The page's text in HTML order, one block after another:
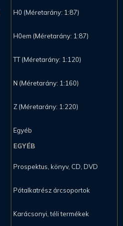
H0 (Méretarány: 1:87)
H0em (Méretarány: 1:87)
TT (Méretarány: 1:120)
N (Méretarány: 1:160)
Z (Méretarány: 1:220)
Egyéb
EGYÉB
Prospektus, könyv, CD, DVD
Pótalkatrész árcsoportok
Karácsonyi, téli termékek